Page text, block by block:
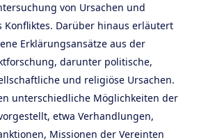
von Ursachen und
Konfliktes. Darüber hinaus erläutert
Erklärungsansätze aus der
darunter politische,
und religiöse Ursachen.
unterschiedliche Möglichkeiten der
etwa Verhandlungen,
Missionen der Vereinten